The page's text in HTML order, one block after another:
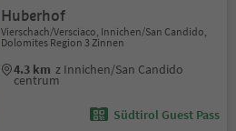
Huberhof
Vierschach/Versciaco, Innichen/San Candido,
Dolomites Region 3 Zinnen
4.3 km z Innichen/San Candido
centrum
Südtirol Guest Pass